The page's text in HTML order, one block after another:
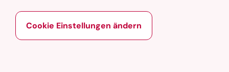
Cookie Einstellungen ändern